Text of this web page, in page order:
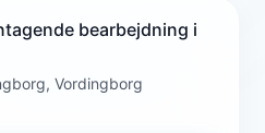
bearbejdning i
Vordingborg